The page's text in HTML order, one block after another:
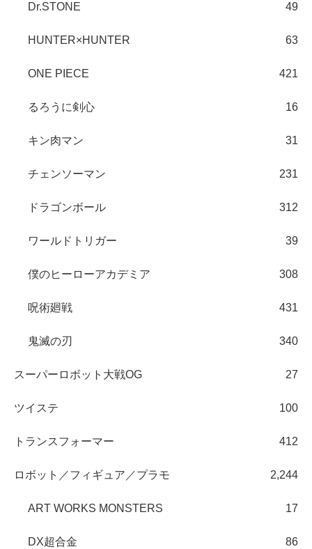
Dr.STONE 49
HUNTER×HUNTER 63
ONE PIECE 421
るろうに剣心 16
キン肉マン 31
チェンソーマン 231
ドラゴンボール 312
ワールドトリガー 39
僕のヒーローアカデミア 308
呪術廻戦 431
鬼滅の刃 340
スーパーロボット大戦OG 27
ツイステ 100
トランスフォーマー 412
ロボット／フィギュア／プラモ 2,244
ART WORKS MONSTERS 17
DX超合金 86